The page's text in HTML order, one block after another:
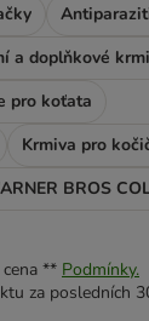
a doplňkové
pro koťata
Krmiva pro
BROS
** Podmínky.
za posledních